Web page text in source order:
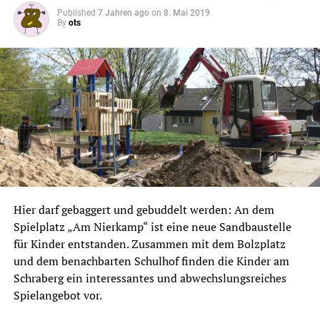
Published 7 Jahren ago on 8. Mai 2019
By ots
Hier darf gebaggert und gebuddelt werden: An dem
Spielplatz „Am Nierkamp“ ist eine neue Sandbaustelle
für Kinder entstanden. Zusammen mit dem Bolzplatz
und dem benachbarten Schulhof finden die Kinder am
Schraberg ein interessantes und abwechslungsreiches
Spielangebot vor.